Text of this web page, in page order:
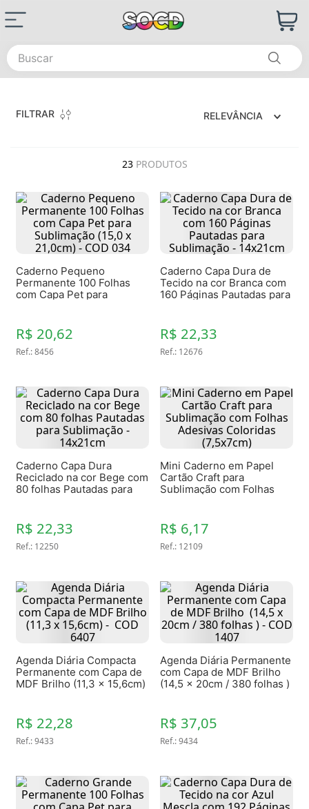
Buscar
RELEVÂNCIA
FILTRAR
23 PRODUTOS
Caderno Pequeno
Permanente 100 Folhas
com Capa Pet para
R$ 20,62
Ref.:8456
Caderno Capa Dura de
Tecido na cor Branca com
160 Páginas Pautadas para
R$ 22,33
Ref.: 12676
Caderno Capa Dura
Reciclado na cor Bege com
80 folhas Pautadas para
R$ 22,33
Ref.: 12250
Mini Caderno em Papel
Cartão Craft para
Sublimação com Folhas
R$ 6,17
Ref.: 12109
Agenda Diária Compacta
Permanente com Capa de
MDF Brilho (11,3 x 15,6cm)
R$ 22,28
Ref.:9433
Agenda Diária Permanente
com Capa de MDF Brilho
(14,5 x 20cm / 380 folhas )
R$ 37,05
Ref.:9434